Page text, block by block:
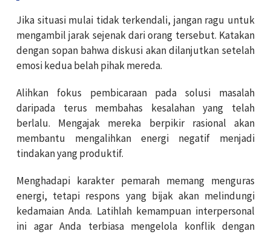
Jika situasi mulai tidak terkendali, jangan ragu untuk
mengambil jarak sejenak dari orang tersebut. Katakan
dengan sopan bahwa diskusi akan dilanjutkan setelah
emosi kedua belah pihak mereda.
Alihkan fokus pembicaraan pada solusi masalah
daripada terus membahas kesalahan yang telah
berlalu. Mengajak mereka berpikir rasional akan
membantu mengalihkan energi negatif menjadi
tindakan yang produktif.
Menghadapi karakter pemarah memang menguras
energi, tetapi respons yang bijak akan melindungi
kedamaian Anda. Latihlah kemampuan interpersonal
ini agar Anda terbiasa mengelola konflik dengan